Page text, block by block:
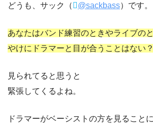
どうも、サック（ @sackbass）です。
あなたはバンド練習のときやライブの
やけにドラマーと目が合うことはない？
見られてると思うと
緊張してくるよね。
ドラマーがベーシストの方を見ること